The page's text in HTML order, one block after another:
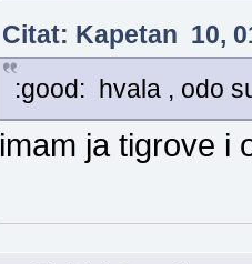
Citat: Kapetan 10,
:good: hvala , odo
imam ja tigrove i